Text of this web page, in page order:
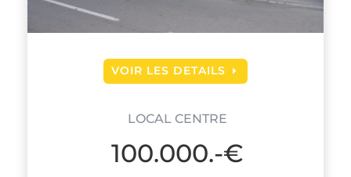
VOIR LES DETAILS
LOCAL CENTRE
100.000.-€